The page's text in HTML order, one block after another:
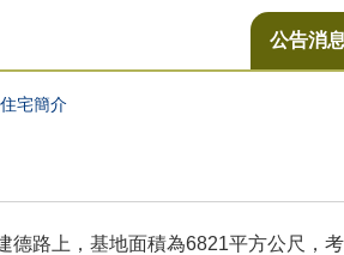
公告消息
宅簡介
德路上，基地面積為6821平方公尺，